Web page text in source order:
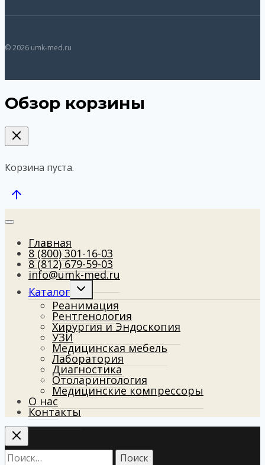
© 2026 umk-med.ru
Обзор корзины
Корзина пуста.
Главная
8 (800) 301-16-03
8 (812) 679-59-03
info@umk-med.ru
Каталог
Развернуть
дочернее
меню
Реанимация
Рентгенология
Хирургия и Эндоскопия
УЗИ
Медицинская мебель
Лаборатория
Диагностика
Отоларингология
Медицинские компрессоры
О нас
Контакты
Найти: